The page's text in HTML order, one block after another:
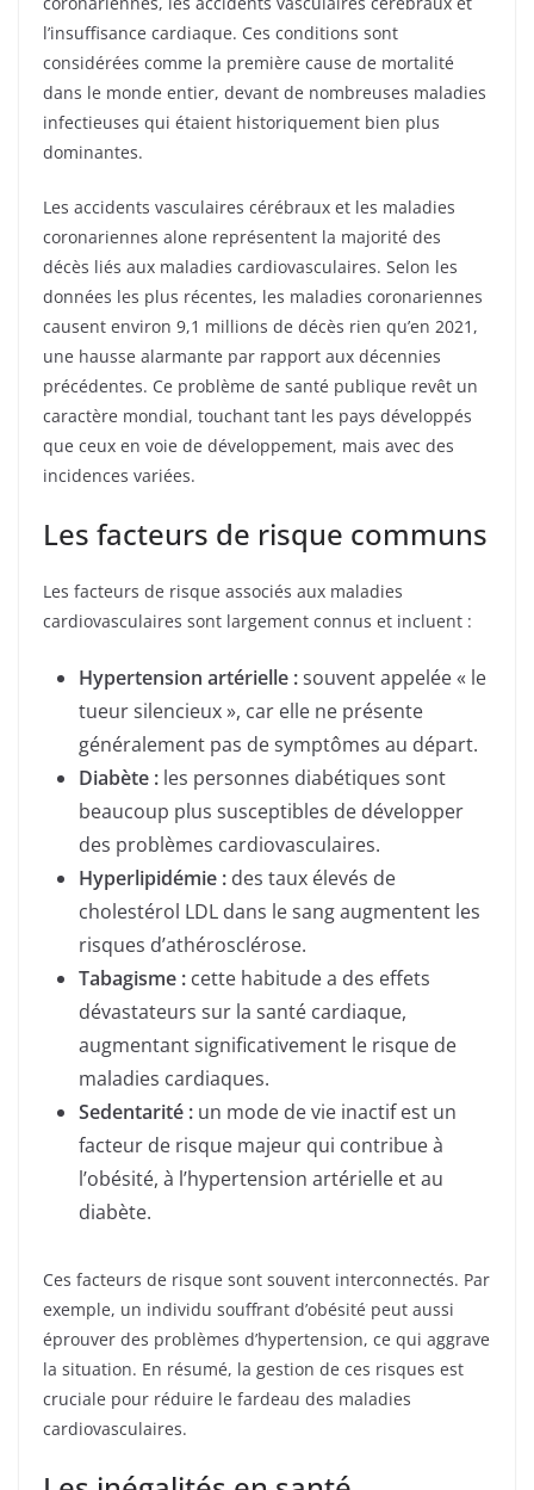
l’insuffisance cardiaque. Ces conditions sont
considérées comme la première cause de mortalité
dans le monde entier, devant de nombreuses maladies
infectieuses qui étaient historiquement bien plus
dominantes.
Les accidents vasculaires cérébraux et les maladies
coronariennes alone représentent la majorité des
décès liés aux maladies cardiovasculaires. Selon les
données les plus récentes, les maladies coronariennes
causent environ 9,1 millions de décès rien qu’en 2021,
une hausse alarmante par rapport aux décennies
précédentes. Ce problème de santé publique revêt un
caractère mondial, touchant tant les pays développés
que ceux en voie de développement, mais avec des
incidences variées.
Les facteurs de risque communs
Les facteurs de risque associés aux maladies
cardiovasculaires sont largement connus et incluent :
Hypertension artérielle :souvent appelée « le
tueur silencieux », car elle ne présente
généralement pas de symptômes au départ.
Diabète : les personnes diabétiques sont
beaucoup plus susceptibles de développer
des problèmes cardiovasculaires.
Hyperlipidémie : des taux élevés de
cholestérol LDL dans le sang augmentent les
risques d’athérosclérose.
Tabagisme : cette habitude a des effets
dévastateurs sur la santé cardiaque,
augmentant significativement le risque de
maladies cardiaques.
Sedentarité : un mode de vie inactif est un
facteur de risque majeur qui contribue à
l’obésité, à l’hypertension artérielle et au
diabète.
Ces facteurs de risque sont souvent interconnectés. Par
exemple, un individu souffrant d’obésité peut aussi
éprouver des problèmes d’hypertension, ce qui aggrave
la situation. En résumé, la gestion de ces risques est
cruciale pour réduire le fardeau des maladies
cardiovasculaires.